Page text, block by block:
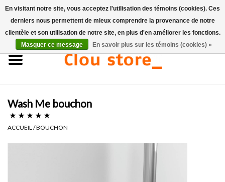
Accueil
Ensembles de lave-mains
Wash Me bouchon
ACCUEIL /BOUCHON
En visitant notre site, vous acceptez l'utilisation des témoins (cookies). Ces
derniers nous permettent de mieux comprendre la provenance de notre
clientèle et son utilisation de notre site, en plus d'en améliorer les fonctions.
Masquer ce message
En savoir plus sur les témoins (cookies) »